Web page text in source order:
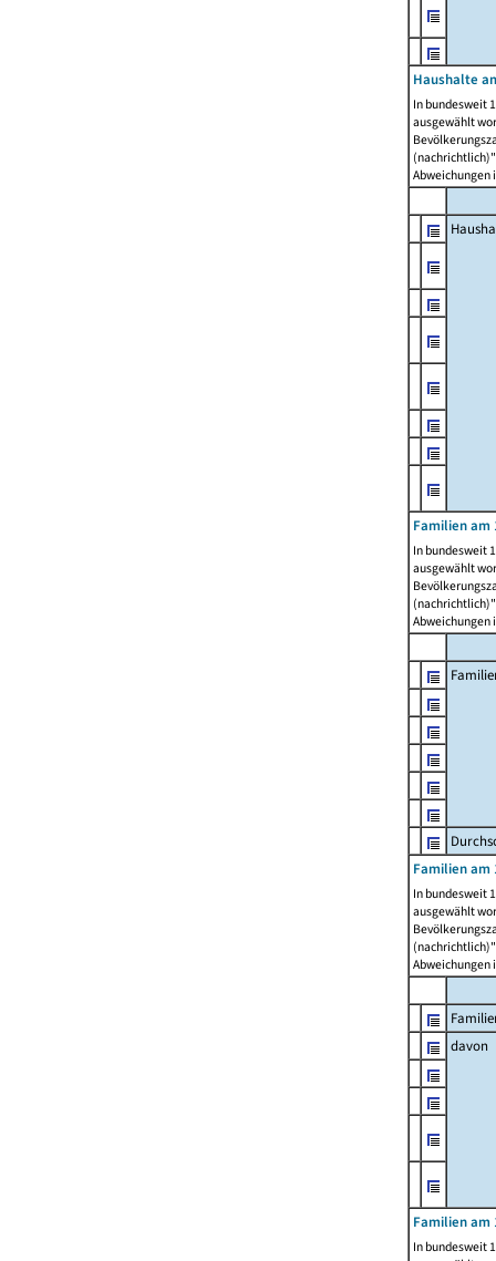
Haushalte
In bundesweit
ausgewählt
Abweichungen
Familien am
In bundesweit
ausgewählt
Abweichungen
Familien am
In bundesweit
ausgewählt
Abweichungen
davon
Familien am
In bundesweit